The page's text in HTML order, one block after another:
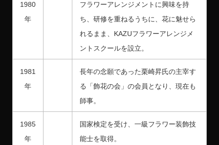
1980
年
フラワーアレンジメントに興味を持
ち、研修を重ねるうちに、花に魅せら
れるまま、KAZUフラワーアレンジメ
ントスクールを設立。
1981
年
長年の念願であった栗崎昇氏の主宰す
る「飾花の会」の会員となり、現在も
師事。
1985
年
国家検定を受け、一級フラワー装飾技
能士を取得。